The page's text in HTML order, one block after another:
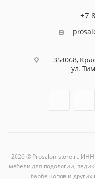
+7
354068,
ул.
2026 © Prosalon-store.ru
мебели для подологии,
барбешопов и